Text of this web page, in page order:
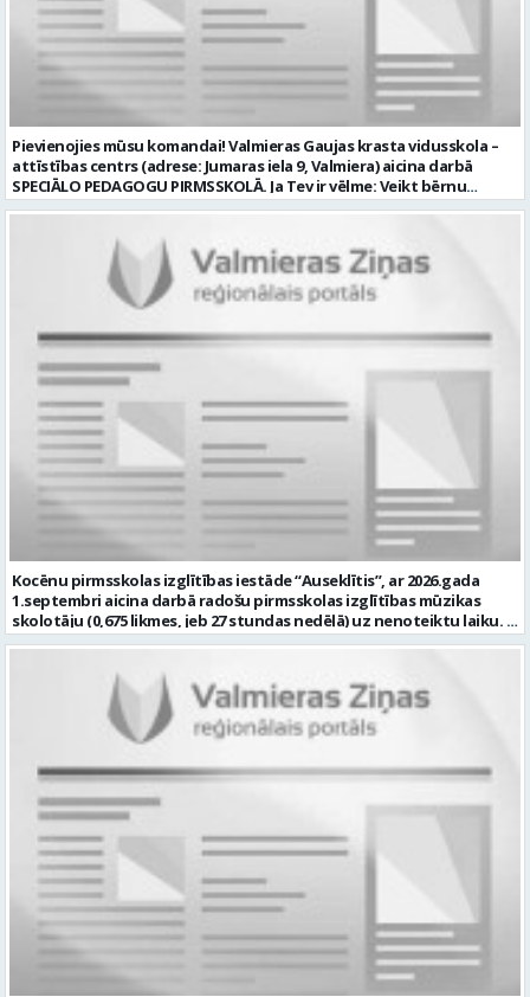
lēmumus un organizēt savu darbu; lieliskas komunikācijas spējas;
precizitāte; pozitīva un atbildīga attieksme pret darbu; prasme
sadarboties un strādāt komandā; mēs piedāvājam: pamatalgu
pārbaudes laikā 985.00 EUR, pēc pārbaudes laika 1035.00 EUR pirms
nodokļu nomaksas; iespēju saņemt atvaļinājuma pabalstu darba un
līdzfinansētu veselības apdrošināšanu pēc pārbaudes laika beigām,
kā arī citas sociālās garantijas/labumus atbilstoši darba rezultātam
un normatīvajos aktos noteiktajam; drošu un sakārtotu darba vidi;
darbu atsaucīgu kolēģu komandā. CV un pieteikuma vēstuli lūdzam
iesniegt Valmieras Kultūras centrā (adrese: Rīgas iela 10, Valmiera,
Valmieras novads) vai nosūtīt uz e-pastu
kultura@valmierasnovads.lv ar norādi “Skaņu un gaismas operatora
amatam” līdz 2026. gada 24. augustam. Tālrunis papildu informācijai:
Rīgas iela 10, Valmiera, Valmieras nov. Darbības joma: Elektronika /
Enerģētika / Elektroenerģija Pieteikto vietu skaits: 1 Aktuāla līdz:
2026-08-24 Kontaktpersona: kultura@valmierasnovads.lv 27767401
Pievienojies mūsu komandai! Valmieras Gaujas krasta vidusskola –
attīstības centrs (adrese: Jumaras iela 9, Valmiera) aicina darbā
SPECIĀLO PEDAGOGU PIRMSSKOLĀ. Ja Tev ir vēlme: Veikt bērnu
attīstības, mācīšanās un speciālo vajadzību izvērtēšanu savas
nodarbības bērniem ar speciālām izglītības vajadzībām Izstrādāt
individuālos atbalsta pasākumus un piedalīties individuālo
izglītības programmu izstrādē un īstenošanā Sniegt metodisku
atbalstu pirmsskolas pedagogiem darbā ar bērniem, kuriem
nepieciešams papildu atbalsts Konsultēt bērnu vecākus par bērna
attīstības veicināšanu un nepieciešamajiem atbalsta pasākumiem
Sadarboties ar izglītības iestādes atbalsta komandu, pedagogiem
un citiem speciālistiem. Veikt pedagoģisko dokumentāciju atbilstoši
normatīvo aktu prasībām Piedalīties izglītības iestādes attīstības
pilnveidē un ja Tev ir: Augstākā pedagoģiskā izglītība speciālajā
pedagoģijā vai atbilstoša profesionālā kvalifikācija saskaņā ar
normatīvajiem aktiem Zināšanas par bērnu attīstību, iekļaujošās
izglītības principiem un speciālā pedagoga darba metodēm
pirmsskolā Prasme plānot, organizēt un izvērtēt individuālo
atbalstu bērniem Labas sadarbības un komunikācijas prasmes
darbā ar bērniem, vecākiem un kolēģiem Atbildības sajūta, empātija,
pacietība un augsta profesionālā ētika Labas latviešu valodas
zināšanas atbilstoši normatīvo aktu prasībām Prasme strādāt ar
informācijas un komunikācijas tehnoloģijām ikdienas darba
pienākumu veikšanai. mēs piedāvājam: Darbu uz nenoteiktu laiku 30
stundas nedēļā (1 likme) Atalgojumu EUR 1351 pirms nodokļu
nomaksas (t.sk. piemaksa par darbu īpašos apstākļos) Sociālās
polisi Profesionālās kompetences pilnveides iespējas Dinamisku,
radošu un atbalstošu darba vidi Pretendentiem profesionālās
darbības aprakstu (CV) un izglītības dokumenta kopiju lūdzam
iesniegt līdz 2026. gada 17.augustam e-pastā vgv@valmiera.edu.lv.
Tālrunis uzziņai: 29182105. Profesija: SPECIĀLAIS PEDAGOGS Darba
vietas adrese: LATVIJA, Jumaras iela 9, Valmiera, Valmieras nov.
Darbības joma: Izglītība / Zinātne Pieteikto vietu skaits: 1 Aktuāla
līdz: 2026-08-17 Kontaktpersona: vgv@valmiera.edu.lv 29182105
Kocēnu pirmsskolas izglītības iestāde “Auseklītis”, ar 2026.gada
1.septembri aicina darbā radošu pirmsskolas izglītības mūzikas
skolotāju (0,675 likmes, jeb 27 stundas nedēļā) uz nenoteiktu laiku.
Darba vieta: Kalna iela 2, Kocēni, Kocēnu pagasts, Valmieras novads
vecumam atbilstošu mācību procesu; veikt izglītojamo attīstības
dinamikas izpēti; sadarbībā ar Iestādes skolotājiem, organizēt
svētkus, tematiskus pasākumus, jautrus brīžus un citas aktivitātes;
plānot savu darbību, sagatavot amata veikšanai nepieciešamo
dokumentāciju, tostarp e-vidē; iesaistīties Iestādes attīstības
plānošanā un īstenošanā atbilstoši kompetencei; un Jums ir:
izglītība atbilstoši Ministru kabineta noteikumiem Nr. 569
“Noteikumi par pedagogiem nepieciešamo izglītību un profesionālo
kvalifikāciju un pedagogu profesionālās kompetences pilnveides
kārtību”; pieredze darbā ar bērniem; valsts valodas prasmes
atbilstoši Valsts valodas likuma prasībām; obligāta ārsta izziņa
(veidlapa Nr.027/u) ar atļauju strādāt pedagoģisko darbu; atbilstība
Izglītības likuma un Bērnu tiesību aizsardzības likuma noteiktajām
prasībām; kompetences: prasme patstāvīgi un mērķtiecīgi
organizēt savu darbu; psiholoģiskā noturība un augsta saskarsmes